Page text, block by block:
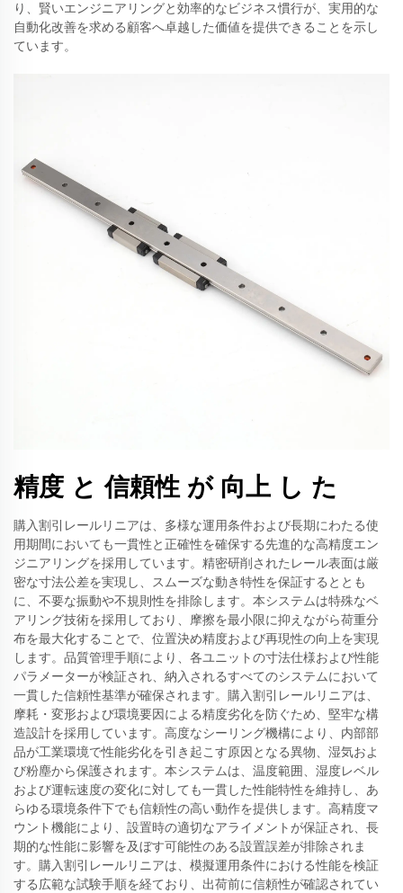
り、賢いエンジニアリングと効率的なビジネス慣行が、実用的な
自動化改善を求める顧客へ卓越した価値を提供できることを示し
ています。
精度 と 信頼性 が 向上 し た
購入割引レールリニアは、多様な運用条件および長期にわたる使
用期間においても一貫性と正確性を確保する先進的な高精度エン
ジニアリングを採用しています。精密研削されたレール表面は厳
密な寸法公差を実現し、スムーズな動き特性を保証するととも
に、不要な振動や不規則性を排除します。本システムは特殊なベ
アリング技術を採用しており、摩擦を最小限に抑えながら荷重分
布を最大化することで、位置決め精度および再現性の向上を実現
します。品質管理手順により、各ユニットの寸法仕様および性能
パラメーターが検証され、納入されるすべてのシステムにおいて
一貫した信頼性基準が確保されます。購入割引レールリニアは、
摩耗・変形および環境要因による精度劣化を防ぐため、堅牢な構
造設計を採用しています。高度なシーリング機構により、内部部
品が工業環境で性能劣化を引き起こす原因となる異物、湿気およ
び粉塵から保護されます。本システムは、温度範囲、湿度レベル
および運転速度の変化に対しても一貫した性能特性を維持し、あ
らゆる環境条件下でも信頼性の高い動作を提供します。高精度マ
ウント機能により、設置時の適切なアライメントが保証され、長
期的な性能に影響を及ぼす可能性のある設置誤差が排除されま
す。購入割引レールリニアは、模擬運用条件における性能を検証
する広範な試験手順を経ており、出荷前に信頼性が確認されてい